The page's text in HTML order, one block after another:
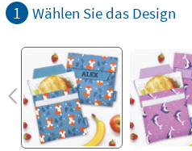
1 Wählen Sie das Design